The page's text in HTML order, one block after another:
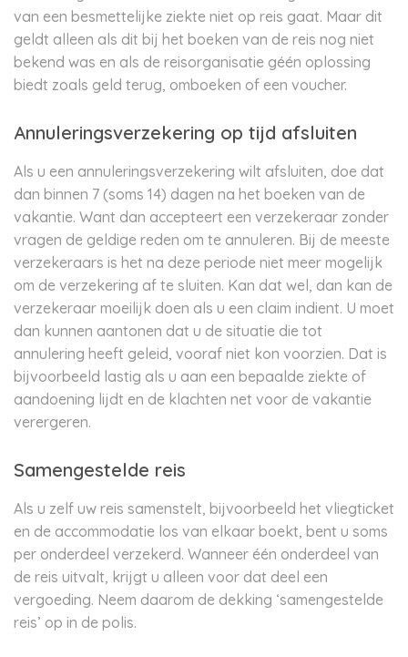
van een besmettelijke ziekte niet op reis gaat. Maar dit
geldt alleen als dit bij het boeken van de reis nog niet
bekend was en als de reisorganisatie géén oplossing
biedt zoals geld terug, omboeken of een voucher.
Annuleringsverzekering op tijd afsluiten
Als u een annuleringsverzekering wilt afsluiten, doe dat
dan binnen 7 (soms 14) dagen na het boeken van de
vakantie. Want dan accepteert een verzekeraar zonder
vragen de geldige reden om te annuleren. Bij de meeste
verzekeraars is het na deze periode niet meer mogelijk
om de verzekering af te sluiten. Kan dat wel, dan kan de
verzekeraar moeilijk doen als u een claim indient. U moet
dan kunnen aantonen dat u de situatie die tot
annulering heeft geleid, vooraf niet kon voorzien. Dat is
bijvoorbeeld lastig als u aan een bepaalde ziekte of
aandoening lijdt en de klachten net voor de vakantie
verergeren.
Samengestelde reis
Als u zelf uw reis samenstelt, bijvoorbeeld het vliegticket
en de accommodatie los van elkaar boekt, bent u soms
per onderdeel verzekerd. Wanneer één onderdeel van
de reis uitvalt, krijgt u alleen voor dat deel een
vergoeding. Neem daarom de dekking ‘samengestelde
reis’ op in de polis.